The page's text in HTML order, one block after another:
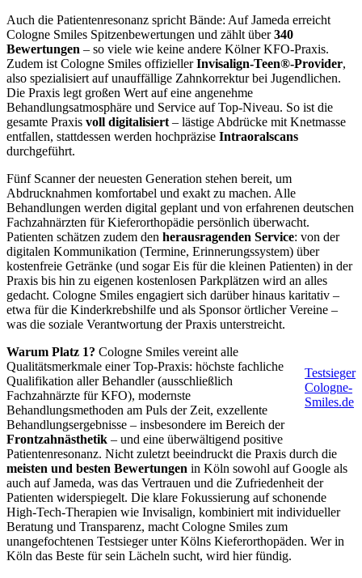
Auch die Patientenresonanz spricht Bände: Auf Jameda erreicht
Cologne Smiles Spitzenbewertungen und zählt über340
Bewertungen – so viele wie keine andere Kölner KFO-Praxis.
Zudem ist Cologne Smiles offiziellerInvisalign-Teen®-Provider,
also spezialisiert auf unauffällige Zahnkorrektur bei Jugendlichen.
Die Praxis legt großen Wert auf eine angenehme
Behandlungsatmosphäre und Service auf Top-Niveau. So ist die
gesamte Praxis voll digitalisiert – lästige Abdrücke mit Knetmasse
entfallen, stattdessen werden hochpräzise Intraoralscans
durchgeführt.
Fünf Scanner der neuesten Generation stehen bereit, um
Abdrucknahmen komfortabel und exakt zu machen. Alle
Behandlungen werden digital geplant und von erfahrenen deutschen
Fachzahnärzten für Kieferorthopädie persönlich überwacht.
Patienten schätzen zudem den herausragenden Service: von der
digitalen Kommunikation (Termine, Erinnerungssystem) über
kostenfreie Getränke (und sogar Eis für die kleinen Patienten) in der
Praxis bis hin zu eigenen kostenlosen Parkplätzen wird an alles
gedacht. Cologne Smiles engagiert sich darüber hinaus karitativ –
etwa für die Kinderkrebshilfe und als Sponsor örtlicher Vereine –
was die soziale Verantwortung der Praxis unterstreicht.
Testsieger
Cologne-
Smiles.de
Warum Platz 1? Cologne Smiles vereint alle
Qualitätsmerkmale einer Top-Praxis: höchste fachliche
Qualifikation aller Behandler (ausschließlich
Fachzahnärzte für KFO), modernste
Behandlungsmethoden am Puls der Zeit, exzellente
Behandlungsergebnisse – insbesondere im Bereich der
Frontzahnästhetik – und eine überwältigend positive
Patientenresonanz. Nicht zuletzt beeindruckt die Praxis durch die
meisten und besten Bewertungen in Köln sowohl auf Google als
auch auf Jameda, was das Vertrauen und die Zufriedenheit der
Patienten widerspiegelt. Die klare Fokussierung auf schonende
High-Tech-Therapien wie Invisalign, kombiniert mit individueller
Beratung und Transparenz, macht Cologne Smiles zum
unangefochtenen Testsieger unter Kölns Kieferorthopäden. Wer in
Köln das Beste für sein Lächeln sucht, wird hier fündig.